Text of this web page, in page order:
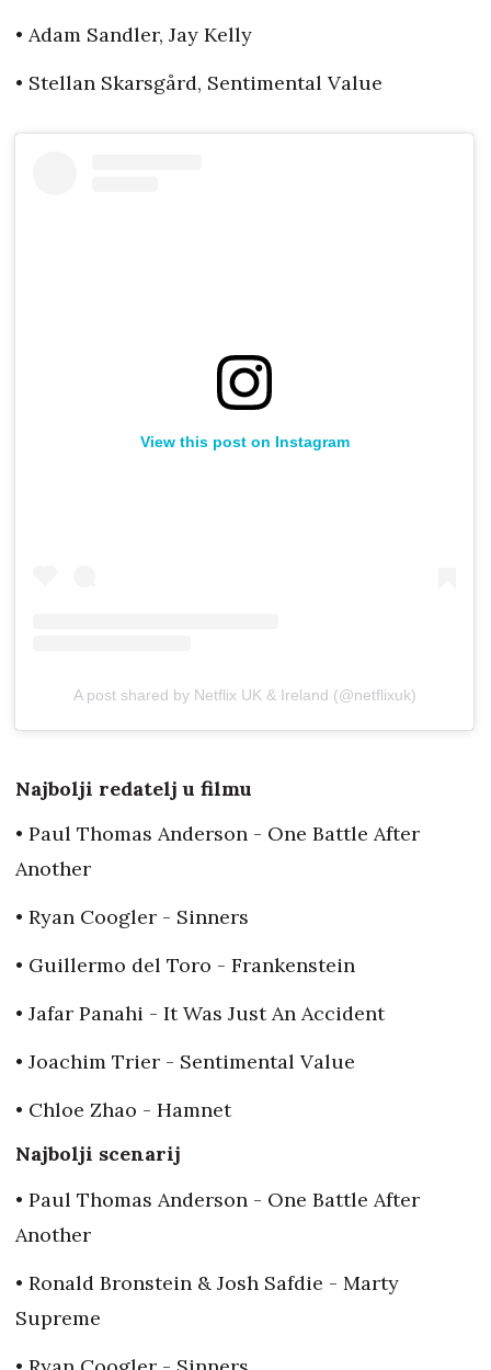
• Adam Sandler, Jay Kelly
• Stellan Skarsgård, Sentimental Value
View this post on Instagram
A post shared by Netflix UK & Ireland (@netflixuk)
Najbolji redatelj u filmu
• Paul Thomas Anderson - One Battle After
Another
• Ryan Coogler - Sinners
• Guillermo del Toro - Frankenstein
• Jafar Panahi - It Was Just An Accident
• Joachim Trier - Sentimental Value
• Chloe Zhao - Hamnet
Najbolji scenarij
• Paul Thomas Anderson - One Battle After
Another
• Ronald Bronstein & Josh Safdie - Marty
Supreme